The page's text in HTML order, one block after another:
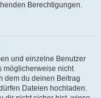
Berechtigungen.
und einzelne Benutzer
möglicherweise nicht
dem du deinen Beitrag
Dateien hochladen.